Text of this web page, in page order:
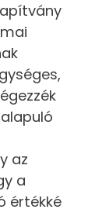
az
a
értékké